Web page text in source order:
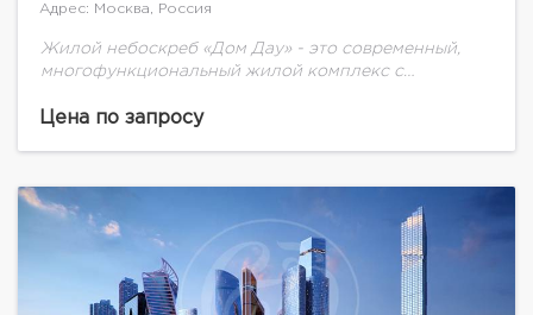
Адрес: Москва, Россия
Жилой небоскреб «Дом Дау» - это современный,
многофункциональный жилой комплекс с
смотря на близость к кластеру «Москва-Сити», «Дом
Цена по запросу